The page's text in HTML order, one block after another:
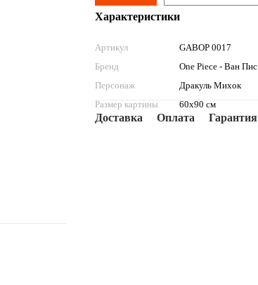
Характеристики
Артикул
GABOP 0017
Бренд
One Piece - Ван Пис
Персонаж
Дракуль Михок
Размер картины
60х90 см
Доставка Оплата Гарантия